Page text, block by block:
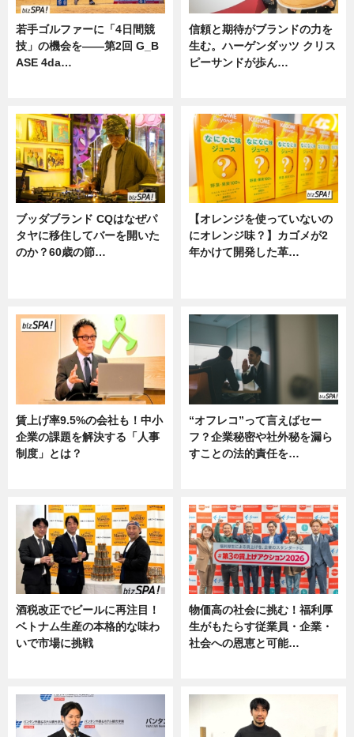
若手ゴルファーに「4日間競
技」の機会を——第2回 G_B
ASE 4da…
信頼と期待がブランドの力を
生む。ハーゲンダッツ クリス
ピーサンドが歩ん…
ブッダブランド CQはなぜパ
タヤに移住してバーを開いた
のか？60歳の節…
【オレンジを使っていないの
にオレンジ味？】カゴメが2
年かけて開発した革…
賃上げ率9.5%の会社も！中小
企業の課題を解決する「人事
制度」とは？
“オフレコ”って言えばセー
フ？企業秘密や社外秘を漏ら
すことの法的責任を…
酒税改正でビールに再注目！
ベトナム生産の本格的な味わ
いで市場に挑戦
物価高の社会に挑む！福利厚
生がもたらす従業員・企業・
社会への恩恵と可能…